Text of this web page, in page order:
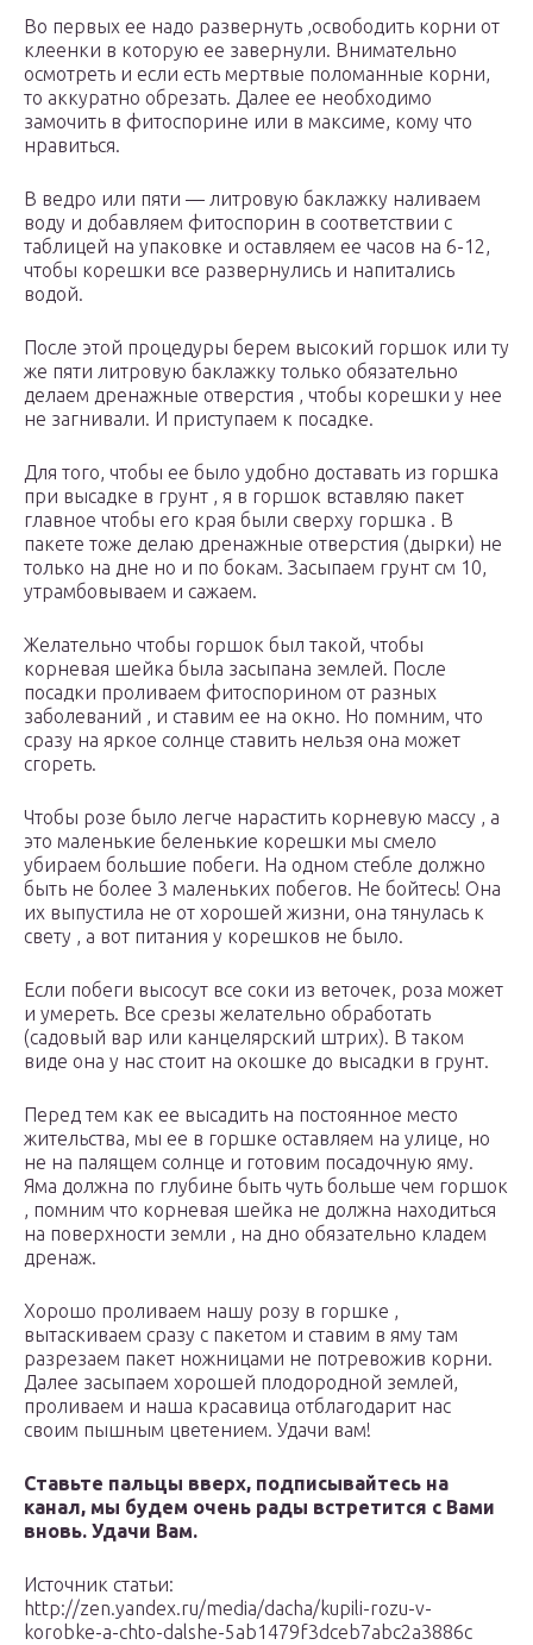
Во первых ее надо развернуть ,освободить корни от
клеенки в которую ее завернули. Внимательно
осмотреть и если есть мертвые поломанные корни,
то аккуратно обрезать. Далее ее необходимо
замочить в фитоспорине или в максиме, кому что
нравиться.
В ведро или пяти — литровую баклажку наливаем
воду и добавляем фитоспорин в соответствии с
таблицей на упаковке и оставляем ее часов на 6-12,
чтобы корешки все развернулись и напитались
водой.
После этой процедуры берем высокий горшок или ту
же пяти литровую баклажку только обязательно
делаем дренажные отверстия , чтобы корешки у нее
не загнивали. И приступаем к посадке.
Для того, чтобы ее было удобно доставать из горшка
при высадке в грунт , я в горшок вставляю пакет
главное чтобы его края были сверху горшка . В
пакете тоже делаю дренажные отверстия (дырки) не
только на дне но и по бокам. Засыпаем грунт см 10,
утрамбовываем и сажаем.
Желательно чтобы горшок был такой, чтобы
корневая шейка была засыпана землей. После
посадки проливаем фитоспорином от разных
заболеваний , и ставим ее на окно. Но помним, что
сразу на яркое солнце ставить нельзя она может
сгореть.
Чтобы розе было легче нарастить корневую массу , а
это маленькие беленькие корешки мы смело
убираем большие побеги. На одном стебле должно
быть не более 3 маленьких побегов. Не бойтесь! Она
их выпустила не от хорошей жизни, она тянулась к
свету , а вот питания у корешков не было.
Если побеги высосут все соки из веточек, роза может
и умереть. Все срезы желательно обработать
(садовый вар или канцелярский штрих). В таком
виде она у нас стоит на окошке до высадки в грунт.
Перед тем как ее высадить на постоянное место
жительства, мы ее в горшке оставляем на улице, но
не на палящем солнце и готовим посадочную яму.
Яма должна по глубине быть чуть больше чем горшок
, помним что корневая шейка не должна находиться
на поверхности земли , на дно обязательно кладем
дренаж.
Хорошо проливаем нашу розу в горшке ,
вытаскиваем сразу с пакетом и ставим в яму там
разрезаем пакет ножницами не потревожив корни.
Далее засыпаем хорошей плодородной землей,
проливаем и наша красавица отблагодарит нас
своим пышным цветением. Удачи вам!
Ставьте пальцы вверх, подписывайтесь на
канал, мы будем очень рады встретится с Вами
вновь. Удачи Вам.
Источник статьи:
http://zen.yandex.ru/media/dacha/kupili-rozu-v-
korobke-a-chto-dalshe-5ab1479f3dceb7abc2a3886c